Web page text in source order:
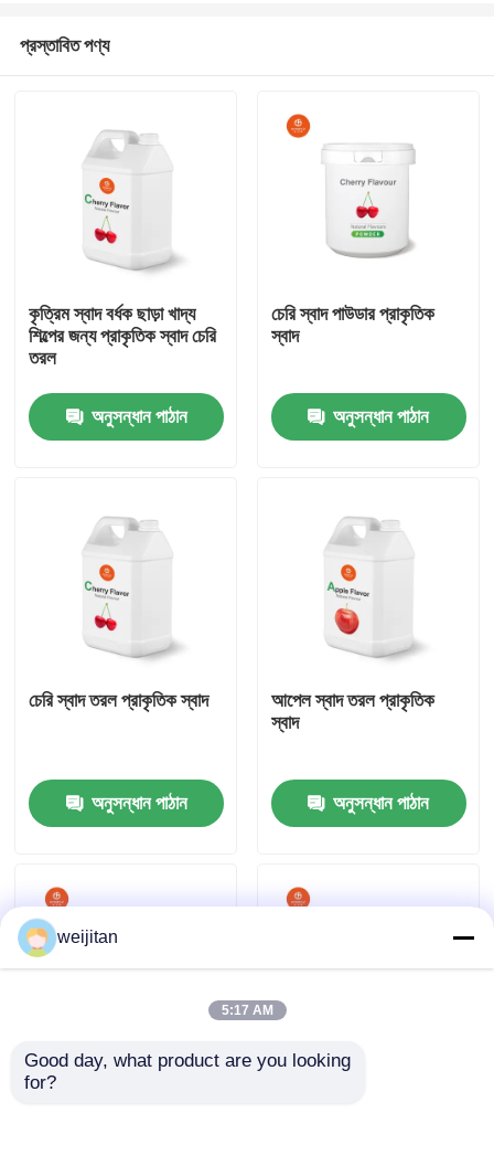
কারখানা ভ্রমণ
যোগাযোগ করুন
স্বাদযুক্ত স্বাদ
প্রস্তাবিত পণ্য
কৃত্রিম স্বাদ বর্ধক ছাড়া খাদ্য
শিল্পের জন্য প্রাকৃতিক স্বাদ চেরি
তরল
অনুসন্ধান পাঠান
চেরি স্বাদ পাউডার প্রাকৃতিক
স্বাদ
অনুসন্ধান পাঠান
চেরি স্বাদ তরল প্রাকৃতিক স্বাদ
অনুসন্ধান পাঠান
আপেল স্বাদ তরল প্রাকৃতিক
স্বাদ
অনুসন্ধান পাঠান
আপেল স্বাদ পাউডার প্রাকৃতিক
weijitan
5:17 AM
Good day, what product are you looking
for?